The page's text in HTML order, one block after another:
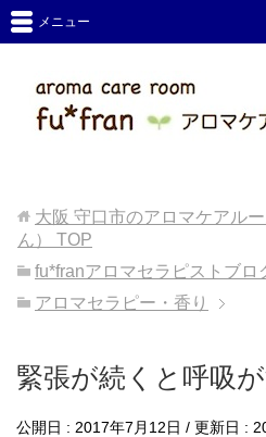
メニュー
大阪 守口市のアロマケアル
ん）
TOP
fu*franアロマセラピストブロ
アロマセラピー・香り
緊張が続くと呼吸
公開日 : 2017年7月12日 / 更新日 :